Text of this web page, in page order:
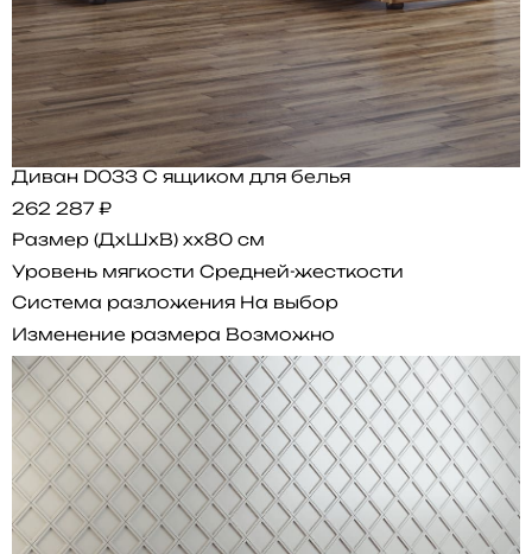
Диван D033 С ящиком для белья
262 287 ₽
Размер (ДхШхВ) xx80 см
Уровень мягкости Средней-жесткости
Система разложения На выбор
Изменение размера Возможно